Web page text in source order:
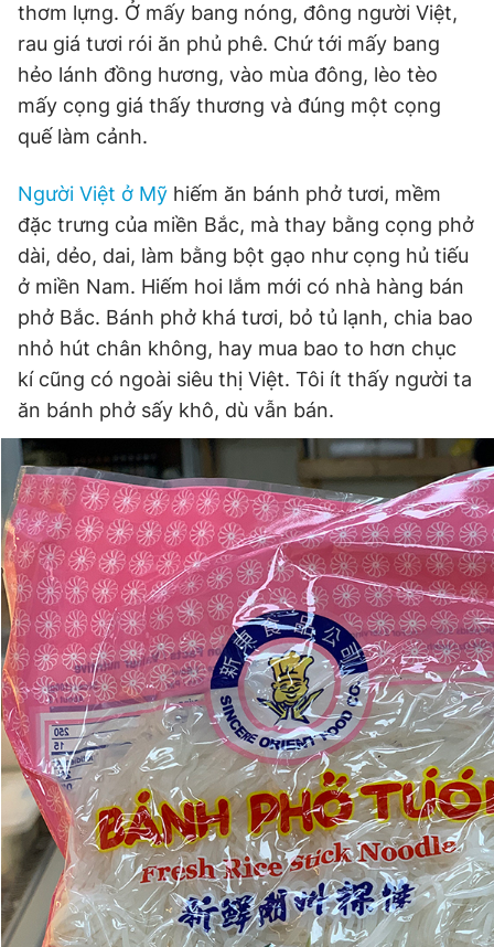
thơm lựng. Ở mấy bang nóng, đông người Việt,
rau giá tươi rói ăn phủ phê. Chứ tới mấy bang
hẻo lánh đồng hương, vào mùa đông, lèo tèo
mấy cọng giá thấy thương và đúng một cọng
quế làm cảnh.
Người Việt ở Mỹ hiếm ăn bánh phở tươi, mềm
đặc trưng của miền Bắc, mà thay bằng cọng phở
dài, dẻo, dai, làm bằng bột gạo như cọng hủ tiếu
ở miền Nam. Hiếm hoi lắm mới có nhà hàng bán
phở Bắc. Bánh phở khá tươi, bỏ tủ lạnh, chia bao
nhỏ hút chân không, hay mua bao to hơn chục
kí cũng có ngoài siêu thị Việt. Tôi ít thấy người ta
ăn bánh phở sấy khô, dù vẫn bán.